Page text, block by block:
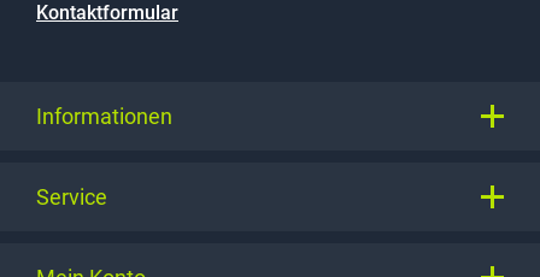
Kontaktformular
Informationen
Service